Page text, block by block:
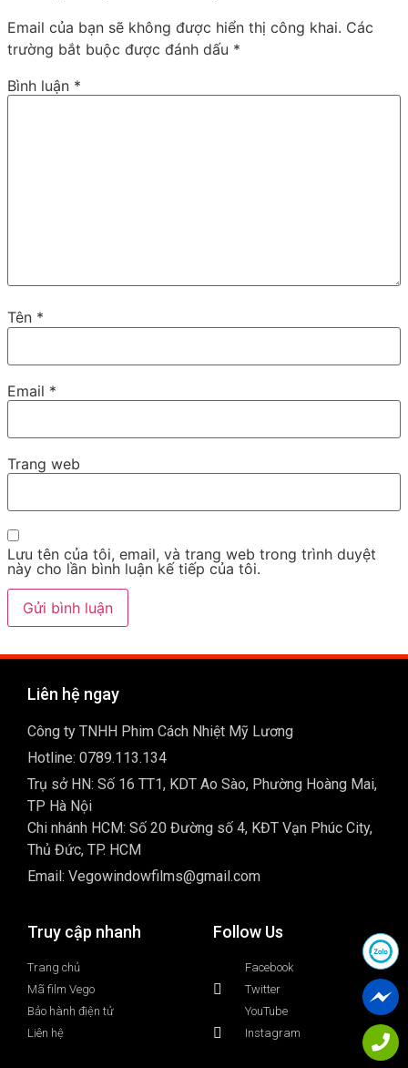
Email của bạn sẽ không được hiển thị công khai. Các
trường bắt buộc được đánh dấu *
Bình luận *
Tên *
Email *
Trang web
Lưu tên của tôi, email, và trang web trong trình duyệt
này cho lần bình luận kế tiếp của tôi.
Liên hệ ngay
Công ty TNHH Phim Cách Nhiệt Mỹ Lương
Hotline: 0789.113.134
Trụ sở HN: Số 16 TT1, KDT Ao Sào, Phường Hoàng Mai,
TP Hà Nội
Chi nhánh HCM: Số 20 Đường số 4, KĐT Vạn Phúc City,
Thủ Đức, TP. HCM
Email: Vegowindowfilms@gmail.com
Truy cập nhanh
Trang chủ
Mã film Vego
Bảo hành điện tử
Liên hệ
Follow Us
Facebook
Twitter
YouTube
Instagram